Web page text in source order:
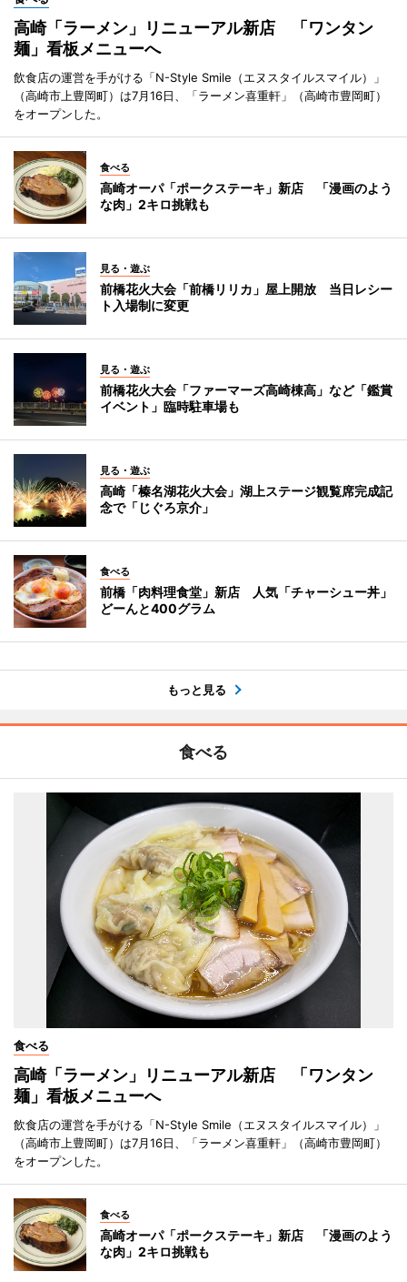
高崎「ラーメン」リニューアル新店 「ワンタン
麺」看板メニューへ
飲食店の運営を手がける「N-Style Smile（エヌスタイルスマイル）」
（高崎市上豊岡町）は7月16日、「ラーメン喜重軒」（高崎市豊岡町）
をオープンした。
食べる
高崎オーパ「ポークステーキ」新店 「漫画のよう
な肉」2キロ挑戦も
見る・遊ぶ
前橋花火大会「前橋リリカ」屋上開放 当日レシー
ト入場制に変更
見る・遊ぶ
前橋花火大会「ファーマーズ高崎棟高」など「鑑賞
イベント」臨時駐車場も
見る・遊ぶ
高崎「榛名湖花火大会」湖上ステージ観覧席完成記
念で「じぐろ京介」
食べる
前橋「肉料理食堂」新店 人気「チャーシュー丼」
どーんと400グラム
もっと見る
食べる
食べる
高崎「ラーメン」リニューアル新店 「ワンタン
麺」看板メニューへ
飲食店の運営を手がける「N-Style Smile（エヌスタイルスマイル）」
（高崎市上豊岡町）は7月16日、「ラーメン喜重軒」（高崎市豊岡町）
をオープンした。
食べる
高崎オーパ「ポークステーキ」新店 「漫画のよう
な肉」2キロ挑戦も